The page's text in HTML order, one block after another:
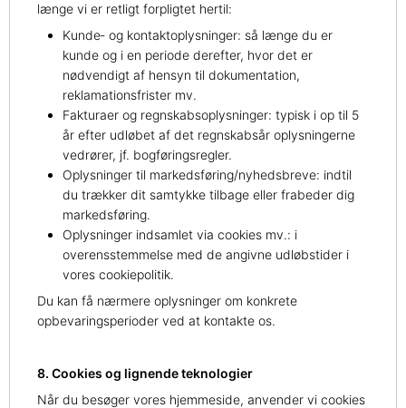
længe vi er retligt forpligtet hertil:
Kunde‑ og kontaktoplysninger: så længe du er
kunde og i en periode derefter, hvor det er
nødvendigt af hensyn til dokumentation,
reklamationsfrister mv.
Fakturaer og regnskabsoplysninger: typisk i op til 5
år efter udløbet af det regnskabsår oplysningerne
vedrører, jf. bogføringsregler.
Oplysninger til markedsføring/nyhedsbreve: indtil
du trækker dit samtykke tilbage eller frabeder dig
markedsføring.
Oplysninger indsamlet via cookies mv.: i
overensstemmelse med de angivne udløbstider i
vores cookiepolitik.
Du kan få nærmere oplysninger om konkrete
opbevaringsperioder ved at kontakte os.
8. Cookies og lignende teknologier
Når du besøger vores hjemmeside, anvender vi cookies